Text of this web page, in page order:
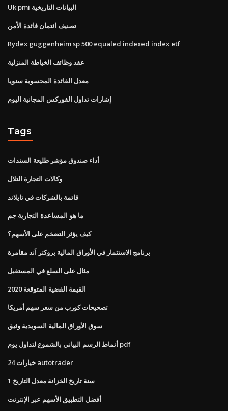
Uk pmi البيانات التاريخية
تصنيف ائتمان فائدة الأمن
Rydex guggenheim sp 500 equaled indexed index etf
عقد وظائف الخياطة المنزلية
معدل الفائدة المحسوبة سنويا
إشارات تداول الفوركس المجانية اليوم
Tags
أداء صندوق مؤشر طليعة السندات
وكالات التجارة التلال
قائمة بالشركات في تايلاند
ما هو المساعدة التجارية جم
كيف يؤثر التضخم على الأسهم؟
برنامج الاستثمار في الأوراق المالية بروكتر آند مقامرة
مثال على السلع في المستقبل
القيمة الفضية المتوقعة 2020
تصحيحات كورب من سعر سهم أمريكا
سوق الأوراق المالية السويدية وثيق
أنماط الرسم البياني بالشموع لتداول يوم pdf
24 خيارات autotrader
1 سنة تاريخ الخزانة معدل التاريخ
أفضل التطبيق الأسهم عبر الإنترنت